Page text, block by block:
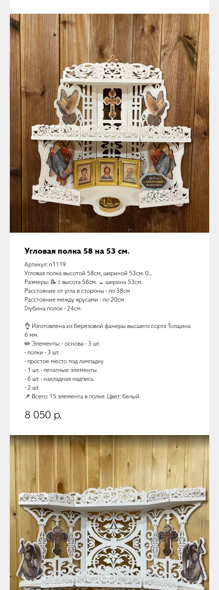
Угловая полка 58 на 53 см.
Артикул: n1119
Угловая полка высотой 58см, шириной 53см. 0...
Размеры: 📝 ↕️ высота 58см. ↔️ ширина 53см.
Расстояние от угла в стороны - по 38см
Расстояние между ярусами - по 20см
Глубина полок - 24см
👌 Изготовлена из березовой фанеры высшего сорта Толщина
6 мм.
✏️ Элементы: - основа - 3 шт.
- полки - 3 шт.
- простое место под лампадку
- 1 шт. - печатные элементы
- 6 шт. - накладная надпись
- 2 шт.
📌 Всего: 15 элемента в полке. Цвет: белый.
8 050 р.